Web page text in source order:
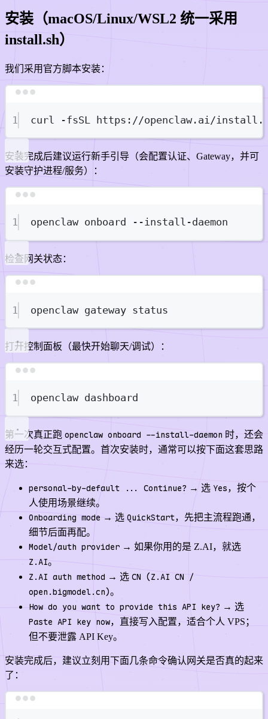
安装（macOS/Linux/WSL2 统一采用
install.sh）
我们采用官方脚本安装：
1 curl -fsSL https://openclaw.ai/
安装完成后建议运行新手引导（会配置认证、Gateway，并可
安装守护进程/服务）：
1 openclaw onboard --install-daemon
检查网关状态：
1 openclaw gateway status
打开控制面板（最快开始聊天/调试）：
1 openclaw dashboard
第一次真正跑 openclaw onboard --install-daemon 时，还会
经历一轮交互式配置。首次安装时，通常可以按下面这套思路
来选：
personal-by-default ... Continue? → 选 Yes，按个
人使用场景继续。
Onboarding mode → 选 QuickStart，先把主流程跑通，
细节后面再配。
Model/auth provider → 如果你用的是 Z.AI，就选
Z.AI。
Z.AI auth method → 选 CN (Z.AI CN /
open.bigmodel.cn)。
How do you want to provide this API key? → 选
Paste API key now，直接写入配置，适合个人 VPS；
但不要泄露 API Key。
安装完成后，建议立刻用下面几条命令确认网关是否真的起来
了：